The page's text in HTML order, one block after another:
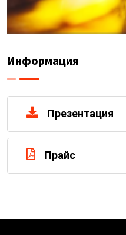
Информация
Презентация
Прайс